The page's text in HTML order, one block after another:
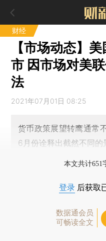
财经
【市场动态】
市 因市场对美
法
2021年07月01日 08:25
货币政策展望转鹰通常
6月份诠释出截然不同的
本文共计651
登录 后获取
数据通会员
可畅读全文